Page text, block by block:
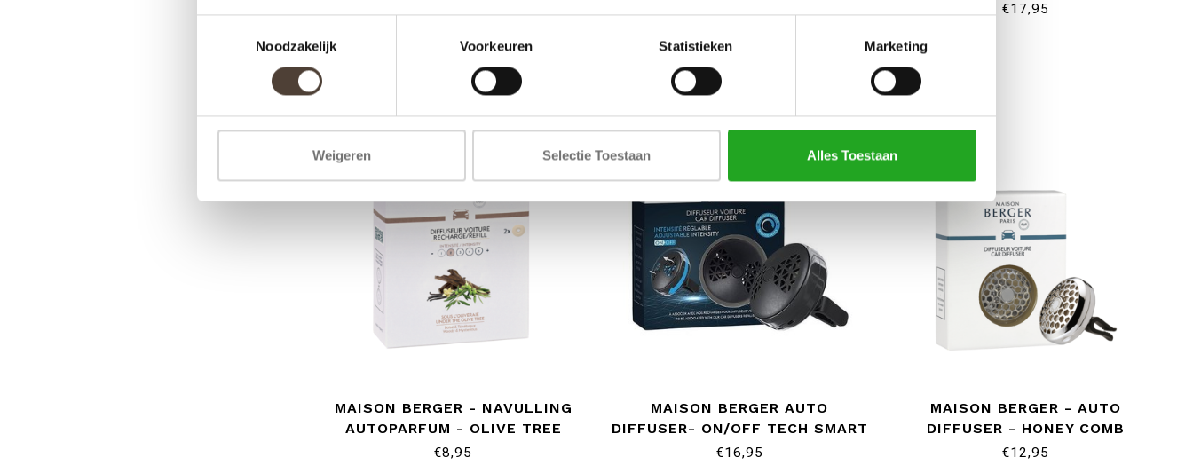
Noodzakelijk
Voorkeuren Statistieken Marketing
Weigeren Selectie Toestaan Alles Toestaan
€17,95
MAISON BERGER - NAVULLING
AUTOPARFUM - OLIVE TREE
€8,95
MAISON BERGER AUTO
DIFFUSER- ON/OFF TECH SMART
€16,95
MAISON BERGER - AUTO
DIFFUSER - HONEY COMB
€12,95